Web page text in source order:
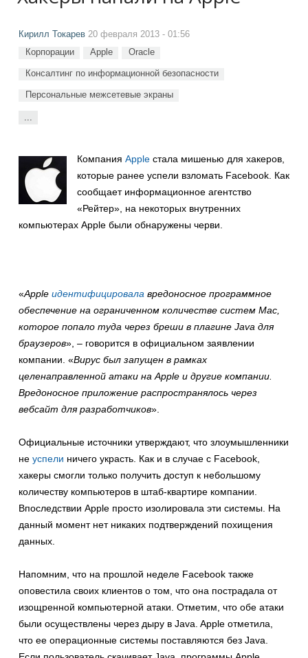
Кирилл Токарев 20 февраля 2013 - 01:56
Корпорации Apple Oracle
Консалтинг по информационной безопасности
Персональные межсетевые экраны
...
Компания Apple стала мишенью для хакеров,
которые ранее успели взломать Facebook. Как
сообщает информационное агентство
«Рейтер», на некоторых внутренних
компьютерах Apple были обнаружены черви.
«Apple идентифицировала вредоносное программное
обеспечение на ограниченном количестве систем Mac,
которое попало туда через бреши в плагине Java для
браузеров», – говорится в официальном заявлении
компании. «Вирус был запущен в рамках
целенаправленной атаки на Apple и другие компании.
Вредоносное приложение распространялось через
вебсайт для разработчиков».
Официальные источники утверждают, что злоумышленники
не успели ничего украсть. Как и в случае с Facebook,
хакеры смогли только получить доступ к небольшому
количеству компьютеров в штаб-квартире компании.
Впоследствии Apple просто изолировала эти системы. На
данный момент нет никаких подтверждений похищения
данных.
Напомним, что на прошлой неделе Facebook также
оповестила своих клиентов о том, что она пострадала от
изощренной компьютерной атаки. Отметим, что обе атаки
были осуществлены через дыру в Java. Apple отметила,
что ее операционные системы поставляются без Java.